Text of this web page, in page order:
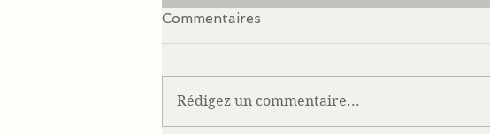
Commentaires
Rédigez un commentaire...